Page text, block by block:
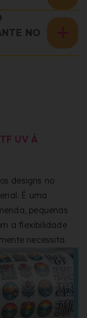
NO
UV À
designs no
É uma
pequenas
a flexibilidade
necessita.